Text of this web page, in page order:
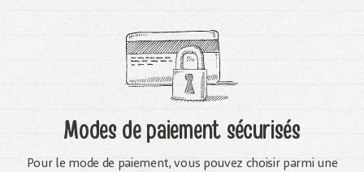
Modes de paiement sécurisés
Pour le mode de paiement, vous pouvez choisir parmi une